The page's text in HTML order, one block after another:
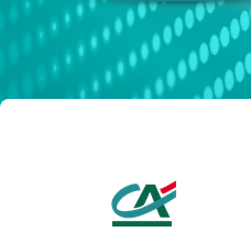
Area Clienti
Puoi consultare le